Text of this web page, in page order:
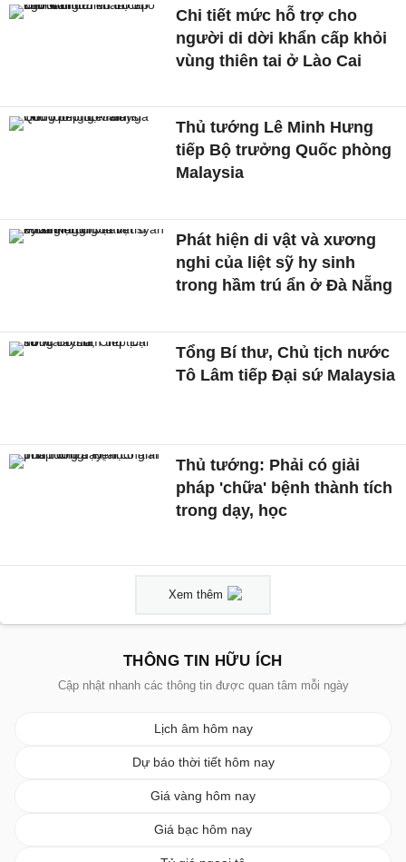
Chi tiết mức hỗ trợ cho
người di dời khẩn cấp khỏi
vùng thiên tai ở Lào Cai
Thủ tướng Lê Minh Hưng
tiếp Bộ trưởng Quốc phòng
Malaysia
Phát hiện di vật và xương
nghi của liệt sỹ hy sinh
trong hầm trú ẩn ở Đà Nẵng
Tổng Bí thư, Chủ tịch nước
Tô Lâm tiếp Đại sứ Malaysia
Thủ tướng: Phải có giải
pháp 'chữa' bệnh thành tích
trong dạy, học
Xem thêm
THÔNG TIN HỮU ÍCH
Cập nhật nhanh các thông tin được quan tâm mỗi ngày
Lịch âm hôm nay
Dự báo thời tiết hôm nay
Giá vàng hôm nay
Giá bạc hôm nay